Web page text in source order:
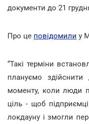
документи до 21
Про це повідомили у
“Такі терміни
плануємо
моменту, коли люди
ціль - щоб
локдауну і змогли